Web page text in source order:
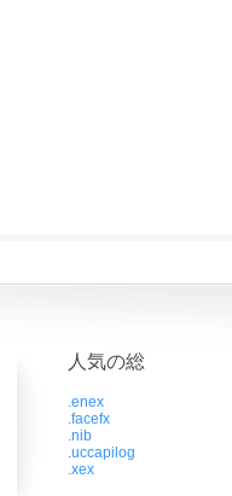
人気の総
.enex
.facefx
.nib
.uccapilog
.xex